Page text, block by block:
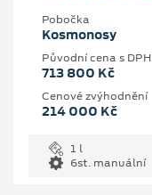
Pobočka
Kosmonosy
Původní cena s DPH
713 800 Kč
Cenové zvýhodnění
214 000 Kč
1 l
6st. manuální